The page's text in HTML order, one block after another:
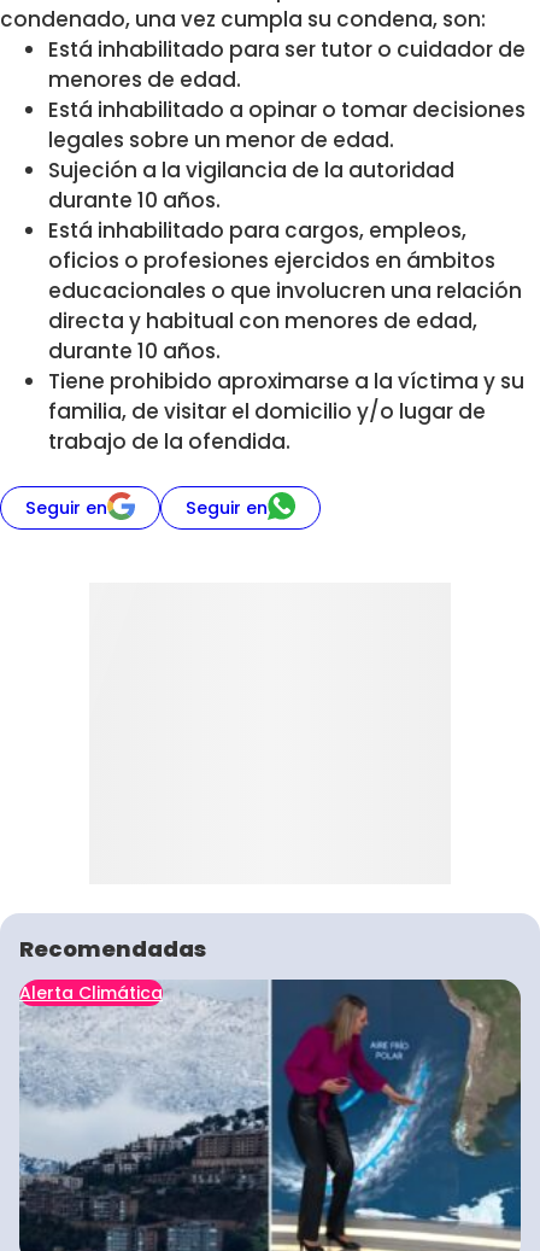
condenado, una vez cumpla su condena, son:
Está inhabilitado para ser tutor o cuidador de
menores de edad.
Está inhabilitado a opinar o tomar decisiones
legales sobre un menor de edad.
Sujeción a la vigilancia de la autoridad
durante 10 años.
Está inhabilitado para cargos, empleos,
oficios o profesiones ejercidos en ámbitos
educacionales o que involucren una relación
directa y habitual con menores de edad,
durante 10 años.
Tiene prohibido aproximarse a la víctima y su
familia, de visitar el domicilio y/o lugar de
trabajo de la ofendida.
Seguir en Seguir en
Recomendadas
Alerta Climática